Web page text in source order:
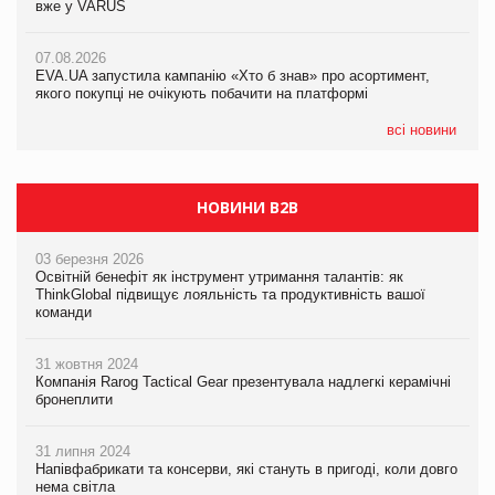
вже у VARUS
07.08.2026
EVA.UA запустила кампанію «Хто б знав» про асортимент,
якого покупці не очікують побачити на платформі
всі новини
Смачна новинка для хвостатих: у VARUS з’явилися паучі
05.08.2026
Мережа супермаркетів VARUS купує мережу магазинів
НОВИНИ B2B
03 березня 2026
Освітній бенефіт як інструмент утримання талантів: як
ThinkGlobal підвищує лояльність та продуктивність вашої
команди
31 жовтня 2024
Компанія Rarog Tactical Gear презентувала надлегкі керамічні
бронеплити
31 липня 2024
Напівфабрикати та консерви, які стануть в пригоді, коли довго
нема світла